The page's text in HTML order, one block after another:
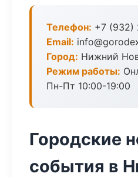
Телефон: +7 (932)
Email:
Город: Нижний
Режим работы:
Пн-Пт 10:00-19:00
Городские
события в